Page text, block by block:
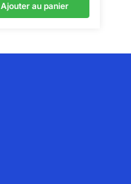
Ajouter au panier